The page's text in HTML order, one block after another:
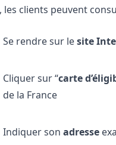
les clients peuvent
Se rendre sur lesite
Cliquer sur “carte
de la France
Indiquer son adresse